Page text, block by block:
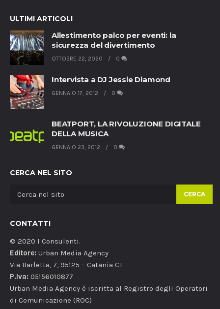
ULTIMI ARTICOLI
Allestimento palco per eventi: la
sicurezza del divertimento
OTTOBRE 22, 2020 0
Intervista a DJ Jessie Diamond
GENNAIO 17, 2012 0
BEATPORT, LA RIVOLUZIONE DIGITALE
DELLA MUSICA
GENNAIO 23, 2012 0
CERCA NEL SITO
CERCA
CONTATTI
© 2020 I Consulenti.
Editore: Urban Media Agency
Via Barletta, 7, 95125 – Catania CT
P.Iva: 05156010877
Urban Media Agency è iscritta al Registro degli Operatori
di Comunicazione (ROC)